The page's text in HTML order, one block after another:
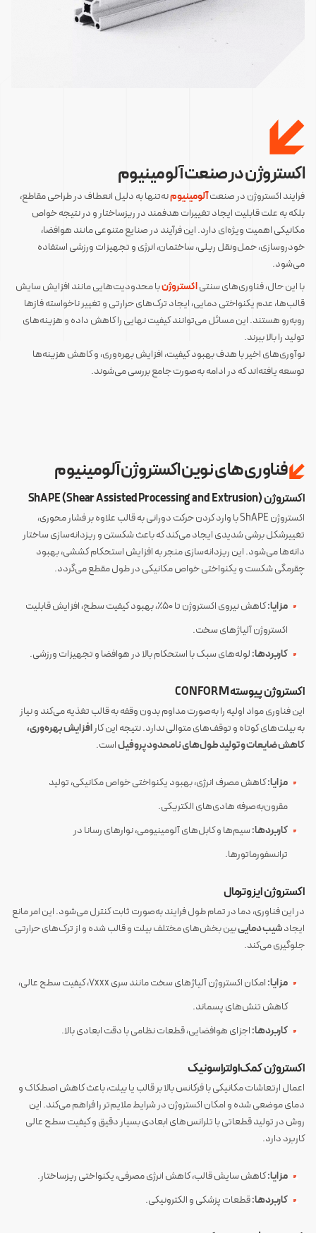
اکستروژن در صنعت آلومینیوم
فرایند اکستروژن در صنعتآلومینیومنه‌تنها به دلیل انعطاف در طراحی مقاطع،
بلکه به علت قابلیت ایجاد تغییرات هدفمند در ریزساختار و در نتیجه خواص
مکانیکی اهمیت ویژه‌ای دارد. این فرآیند در صنایع متنوعی مانند هوافضا،
خودروسازی، حمل‌ونقل ریلی، ساختمان، انرژی و تجهیزات ورزشی استفاده
می‌شود.
با این حال، فناوری‌های سنتیاکستروژنبا محدودیت‌هایی مانند افزایش سایش
قالب‌ها، عدم یکنواختی دمایی، ایجاد ترک‌های حرارتی و تغییر ناخواسته فازها
روبه‌رو هستند. این مسائل می‌توانند کیفیت نهایی را کاهش داده و هزینه‌های
تولید را بالا ببرند.
نوآوری‌های اخیر با هدف بهبود کیفیت، افزایش بهره‌وری، و کاهش هزینه‌ها
توسعه یافته‌اند که در ادامه به‌صورت جامع بررسی می‌شوند.
فناوری‌های نوین اکستروژن آلومینیوم
اکستروژن ShAPE (Shear Assisted Processing and Extrusion)
اکستروژن ShAPE با وارد کردن حرکت دورانی به قالب علاوه بر فشار محوری،
تغییرشکل برشی شدیدی ایجاد می‌کند که باعث شکستن و ریزدانه‌سازی ساختار
دانه‌ها می‌شود. این ریزدانه‌سازی منجر به افزایش استحکام کششی، بهبود
چقرمگی شکست و یکنواختی خواص مکانیکی در طول مقطع می‌گردد.
مزایا:
کاهش نیروی اکستروژن تا ۵۰٪، بهبود کیفیت سطح، افزایش قابلیت
اکستروژن آلیاژهای سخت.
کاربردها:لوله‌های سبک با استحکام بالا در هوافضا و تجهیزات ورزشی.
اکستروژن پیوسته CONFORM
این فناوری مواد اولیه را به‌صورت مداوم بدون وقفه به قالب تغذیه می‌کند و نیاز
به بیلت‌های کوتاه و توقف‌های متوالی ندارد. نتیجه این کارافزایش بهره‌وری،
کاهش ضایعات و تولید طول‌های نامحدود پروفیلاست.
مزایا:کاهش مصرف انرژی، بهبود یکنواختی خواص مکانیکی، تولید
مقرون‌به‌صرفه هادی‌های الکتریکی.
کاربردها:سیم‌ها و کابل‌های آلومینیومی، نوارهای رسانا در
ترانسفورماتورها.
اکستروژن ایزوترمال
در این فناوری، دما در تمام طول فرایند به‌صورت ثابت کنترل می‌شود. این امر مانع
ایجادشیب دماییبین بخش‌های مختلف بیلت و قالب شده و از ترک‌های حرارتی
جلوگیری می‌کند.
مزایا:
امکان اکستروژن آلیاژهای سخت مانند سری 7xxx، کیفیت سطح عالی،
کاهش تنش‌های پسماند.
کاربردها:اجزای هوافضایی، قطعات نظامی با دقت ابعادی بالا.
اکستروژن کمک‌اولتراسونیک
اعمال ارتعاشات مکانیکی با فرکانس بالا بر قالب یا بیلت، باعث کاهش اصطکاک و
دمای موضعی شده و امکان اکستروژن در شرایط ملایم‌تر را فراهم می‌کند. این
روش در تولید قطعاتی با تلرانس‌های ابعادی بسیار دقیق و کیفیت سطح عالی
کاربرد دارد.
مزایا:کاهش سایش قالب، کاهش انرژی مصرفی، یکنواختی ریزساختار.
کاربردها:قطعات پزشکی و الکترونیکی.